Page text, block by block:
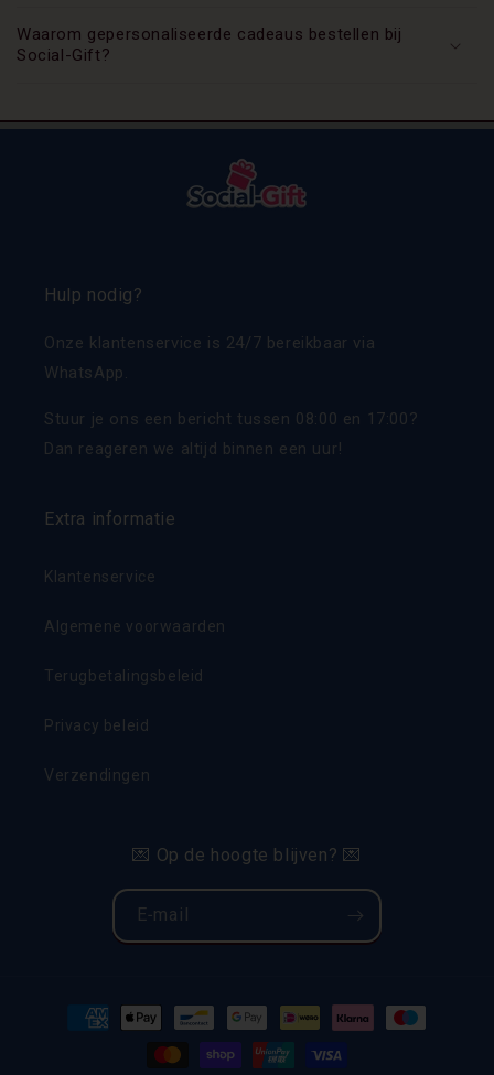
Waarom gepersonaliseerde cadeaus bestellen bij
Social-Gift?
Hulp nodig?
Onze klantenservice is 24/7 bereikbaar via
WhatsApp.
Stuur je ons een bericht tussen 08:00 en 17:00?
Dan reageren we altijd binnen een uur!
Extra informatie
Klantenservice
Algemene voorwaarden
Terugbetalingsbeleid
Privacy beleid
Verzendingen
💌 Op de hoogte blijven? 💌
E‑mail
Betaalmethoden